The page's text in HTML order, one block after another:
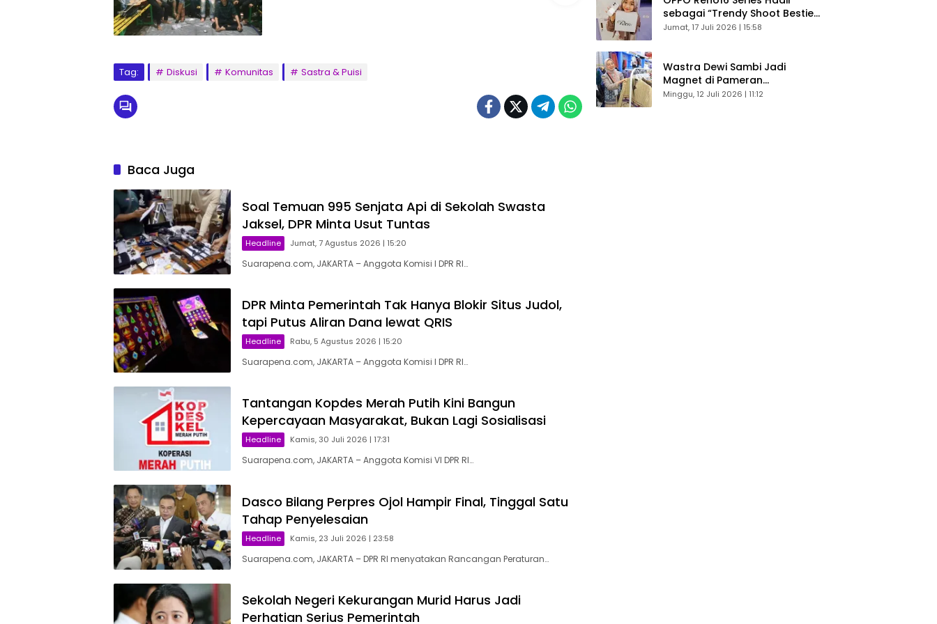
Tag: Diskusi Komunitas Sastra & Puisi
Baca Juga
Soal Temuan 995 Senjata Api di Sekolah Swasta
Jaksel, DPR Minta Usut Tuntas
Headline Jumat, 7 Agustus 2026 | 15:20
Suarapena.com, JAKARTA – Anggota Komisi I DPR RI…
DPR Minta Pemerintah Tak Hanya Blokir Situs Judol,
tapi Putus Aliran Dana lewat QRIS
Headline Rabu, 5 Agustus 2026 | 15:20
Suarapena.com, JAKARTA – Anggota Komisi I DPR RI…
Tantangan Kopdes Merah Putih Kini Bangun
Kepercayaan Masyarakat, Bukan Lagi Sosialisasi
Headline Kamis, 30 Juli 2026 | 17:31
Suarapena.com, JAKARTA – Anggota Komisi VI DPR RI…
Dasco Bilang Perpres Ojol Hampir Final, Tinggal Satu
Tahap Penyelesaian
Headline Kamis, 23 Juli 2026 | 23:58
Suarapena.com, JAKARTA – DPR RI menyatakan Rancangan Peraturan…
Sekolah Negeri Kekurangan Murid Harus Jadi
Perhatian Serius Pemerintah
sebagai “Trendy Shoot Bestie”,
Bikin Konten Kreator Makin
Jumat, 17 Juli 2026 | 15:58
Wastra Dewi Sambi Jadi
Magnet di Pameran
Dekranasda, Banyak Diminati
Minggu, 12 Juli 2026 | 11:12